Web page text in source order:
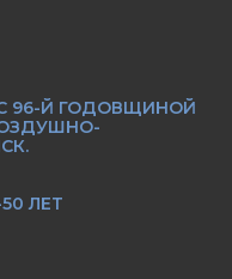
96-Й ГОДОВЩИНОЙ
ЛЕТ